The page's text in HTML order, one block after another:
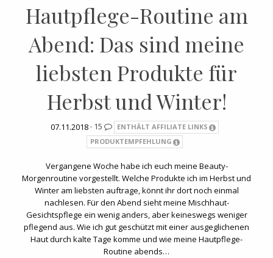
Hautpflege-Routine am
Abend: Das sind meine
liebsten Produkte für
Herbst und Winter!
07.11.2018 · 15
ENTHÄLT AFFILIATE LINKS
PRODUKTEMPFEHLUNG
Vergangene Woche habe ich euch meine Beauty-
Morgenroutine vorgestellt. Welche Produkte ich im Herbst und
Winter am liebsten auftrage, könnt ihr dort noch einmal
nachlesen. Für den Abend sieht meine Mischhaut-
Gesichtspflege ein wenig anders, aber keineswegs weniger
pflegend aus. Wie ich gut geschützt mit einer ausgeglichenen
Haut durch kalte Tage komme und wie meine Hautpflege-
Routine abends…